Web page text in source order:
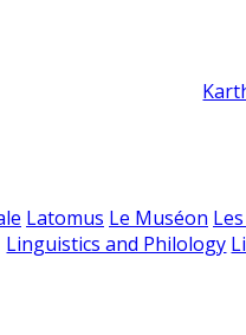
Latomus Le Muséon
Linguistics and Philology